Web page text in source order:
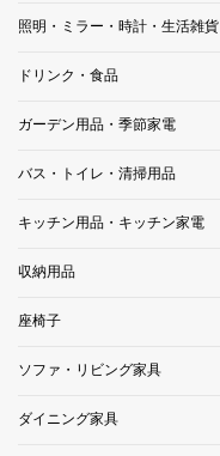
照明・ミラー・時計・生活雑貨
ドリンク・食品
ガーデン用品・季節家電
バス・トイレ・清掃用品
キッチン用品・キッチン家電
収納用品
座椅子
ソファ・リビング家具
ダイニング家具